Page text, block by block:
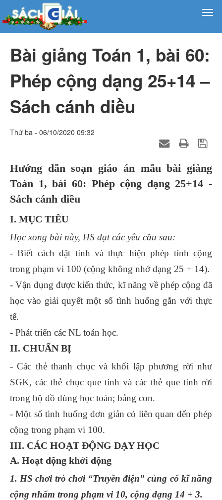
Bài giảng Toán 1, bài 60:
Phép cộng dạng 25+14 –
Sách cánh diều
Thứ ba - 06/10/2020 09:32
Hướng dẫn soạn giáo án mẫu bài giảng
Toán 1, bài 60: Phép cộng dạng 25+14 -
Sách cánh diều
I. MỤC TIÊU
Học xong bài này, HS đạt các yêu cầu sau:
- Biết cách đặt tính và thực hiện phép tính cộng
trong phạm vi 100 (cộng không nhớ dạng 25 + 14).
- Vận dụng được kiến thức, kĩ năng về phép cộng đã
học vào giải quyết một số tình huống gắn với thực
tế.
- Phát triển các NL toán học.
II. CHUẨN BỊ
- Các thẻ thanh chục và khối lập phương rời như
SGK, các thẻ chục que tính và các thẻ que tính rời
trong bộ đồ dùng học toán; bảng con.
- Một số tình huống đơn giản có liên quan đến phép
cộng trong phạm vi 100.
III. CÁC HOẠT ĐỘNG DẠY HỌC
A. Hoạt động khởi động
1. HS chơi trò chơi “Truyền điện” củng cố kĩ năng
cộng nhẩm trong phạm vi 10, cộng dạng 14 + 3.